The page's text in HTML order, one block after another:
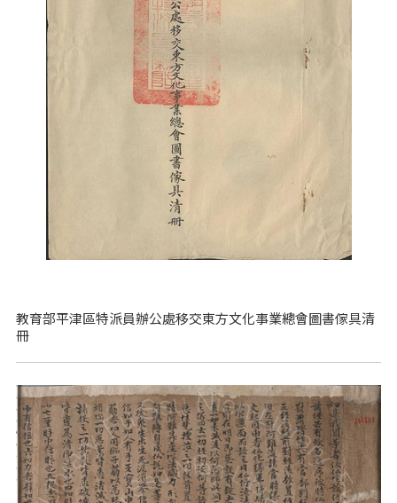
教育部平津區特派員辦公處移交東方文化事業總會圖書傢具清
冊